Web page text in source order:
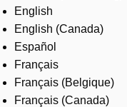
Careers
English
English (Canada)
Español
Français
Français (Belgique)
Français (Canada)